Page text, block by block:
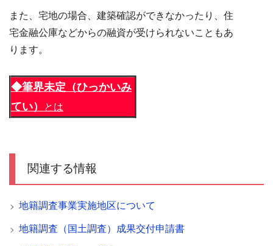
また、宅地の場合、建築確認ができなかったり、住
宅金融公庫などからの融資が受けられないこともあ
ります。
◆筆界未定（ひっかいみ
てい）
とは
関連する情報
地籍調査事業実施地区について
地籍調査（国土調査）成果交付申請書